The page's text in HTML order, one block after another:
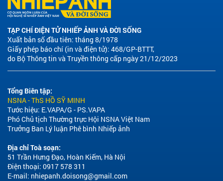
TẠP CHÍ ĐIỆN TỬ NHIẾP ẢNH VÀ ĐỜI SỐNG
Xuất bản số đầu tiên: tháng 8/1978
Giấy phép báo chí (in và điện tử): 468/GP-BTTT,
do Bộ Thông tin và Truyền thông cấp ngày 21/12/2023
Tổng Biên tập:
NSNA - ThS HỒ SỸ MINH
Tước hiệu: E.VAPA/G - PS.VAPA
Phó Chủ tịch Thường trực Hội NSNA Việt Nam
Trưởng Ban Lý luận Phê bình Nhiếp ảnh
Địa chỉ Toà soạn:
51 Trần Hưng Đạo, Hoàn Kiếm, Hà Nội
Điện thoại: 0917 578 311
E-mail: nhiepanh.doisong@gmail.com